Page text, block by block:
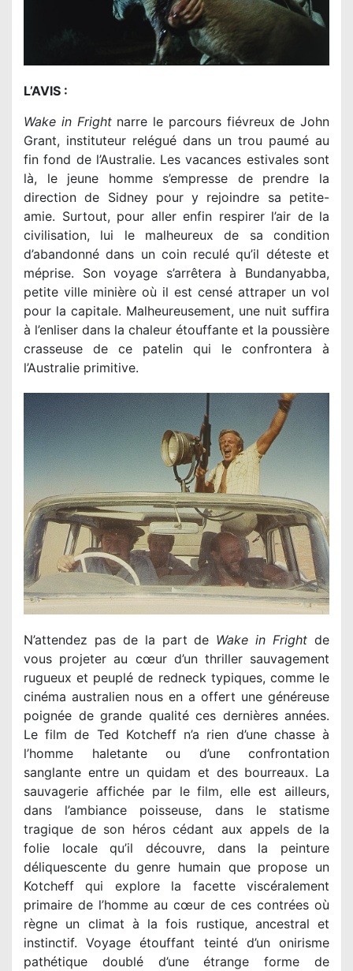
L’AVIS :
Wake in Frightnarre le parcours fiévreux de John
Grant, instituteur relégué dans un trou paumé au
fin fond de l’Australie. Les vacances estivales sont
là, le jeune homme s’empresse de prendre la
direction de Sidney pour y rejoindre sa petite-
amie. Surtout, pour aller enfin respirer l’air de la
civilisation, lui le malheureux de sa condition
d’abandonné dans un coin reculé qu’il déteste et
méprise. Son voyage s’arrêtera à Bundanyabba,
petite ville minière où il est censé attraper un vol
pour la capitale. Malheureusement, une nuit suffira
à l’enliser dans la chaleur étouffante et la poussière
crasseuse de ce patelin qui le confrontera à
l’Australie primitive.
N’attendez pas de la part de Wake in Fright de
vous projeter au cœur d’un thriller sauvagement
rugueux et peuplé de redneck typiques, comme le
cinéma australien nous en a offert une généreuse
poignée de grande qualité ces dernières années.
Le film de Ted Kotcheff n’a rien d’une chasse à
l’homme haletante ou d’une confrontation
sanglante entre un quidam et des bourreaux. La
sauvagerie affichée par le film, elle est ailleurs,
dans l’ambiance poisseuse, dans le statisme
tragique de son héros cédant aux appels de la
folie locale qu’il découvre, dans la peinture
déliquescente du genre humain que propose un
Kotcheff qui explore la facette viscéralement
primaire de l’homme au cœur de ces contrées où
règne un climat à la fois rustique, ancestral et
instinctif. Voyage étouffant teinté d’un onirisme
pathétique doublé d’une étrange forme de